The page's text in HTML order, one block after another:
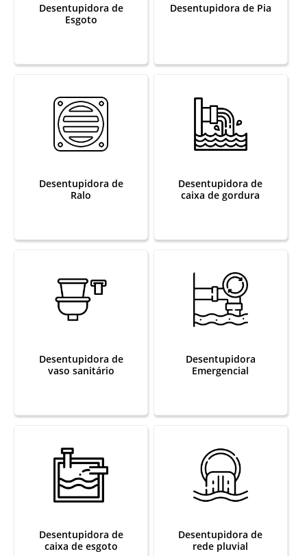
Desentupidora de
Esgoto
Desentupidora de Pia
Desentupidora de
Ralo
Desentupidora de
caixa de gordura
Desentupidora de
vaso sanitário
Desentupidora
Emergencial
Desentupidora de
caixa de esgoto
Desentupidora de
rede pluvial